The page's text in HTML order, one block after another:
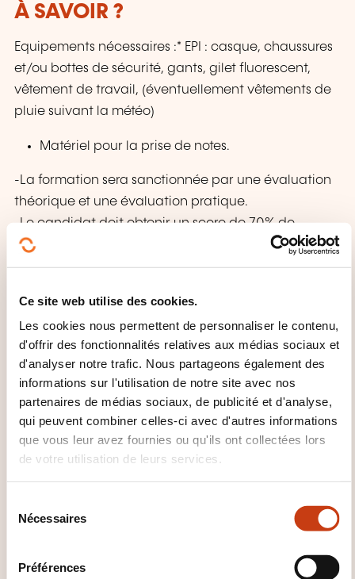
Ce site web utilise des cookies.
Les cookies nous permettent de personnaliser le contenu,
d'offrir des fonctionnalités relatives aux médias sociaux et
d'analyser notre trafic. Nous partageons également des
informations sur l'utilisation de notre site avec nos
partenaires de médias sociaux, de publicité et d'analyse,
qui peuvent combiner celles-ci avec d'autres informations
que vous leur avez fournies ou qu'ils ont collectées lors
de votre utilisation de leurs services.
Nécessaires
Préférences
À SAVOIR ?
Equipements nécessaires :* EPI : casque, chaussures
et/ou bottes de sécurité, gants, gilet fluorescent,
vêtement de travail, (éventuellement vêtements de
pluie suivant la météo)
Matériel pour la prise de notes.
-La formation sera sanctionnée par une évaluation
théorique et une évaluation pratique.
-Le candidat doit obtenir un score de 70% de
bonnes réponses dans l’évaluation théorique et
dans l’évaluation pratique.
formation après la réussite de l’évaluation théorique
et de l’évaluation pratique.
Comment contacter
l’organisme de formation